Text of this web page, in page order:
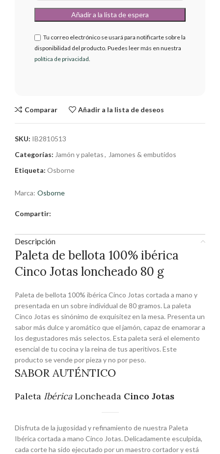
Tu correo electrónico se usará para notificarte sobre la
disponibilidad del producto. Puedes leer más en nuestra
política de privacidad.
Comparar Añadir a la lista de deseos
SKU: IB2810513
Categorías: Jamón y paletas, Jamones & embutidos
Etiqueta: Osborne
Marca: Osborne
Compartir:
Descripción
Paleta de bellota 100% ibérica
Cinco Jotas loncheado 80 g
Paleta de bellota 100% ibérica Cinco Jotas cortada a mano y
presentada en un sobre individual de 80 gramos. La paleta
Cinco Jotas es sinónimo de exquisitez en la mesa. Presenta un
sabor más dulce y aromático que el jamón, capaz de enamorar a
los degustadores más selectos. Esta paleta será el elemento
esencial de tu cocina y la reina de tus aperitivos. Este
producto se vende por pieza y no por peso.
SABOR AUTÉNTICO
Paleta IbéricaLoncheada Cinco Jotas
Disfruta de la jugosidad y refinamiento de nuestra Paleta
Ibérica cortada a mano Cinco Jotas. Delicadamente esculpida,
cada corte ha sido ejecutado por un maestro cortador y está